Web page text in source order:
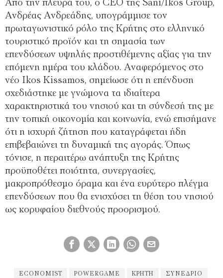
Από την πλευρά του, ο CEO της Sani/Ikos Group,
Ανδρέας Ανδρεάδης, υπογράμμισε τον
πρωταγωνιστικό ρόλο της Κρήτης στο ελληνικό
τουριστικό προϊόν και τη σημασία των
επενδύσεων υψηλής προστιθέμενης αξίας για την
επόμενη ημέρα του κλάδου. Αναφερόμενος στο
νέο Ikos Kissamos, σημείωσε ότι η επένδυση
σχεδιάστηκε με γνώμονα τα ιδιαίτερα
χαρακτηριστικά του νησιού και τη σύνδεσή της με
την τοπική οικονομία και κοινωνία, ενώ επισήμανε
ότι η ισχυρή ζήτηση που καταγράφεται ήδη
επιβεβαιώνει τη δυναμική της αγοράς. Όπως
τόνισε, η περαιτέρω ανάπτυξη της Κρήτης
προϋποθέτει ποιότητα, συνεργασίες,
μακροπρόθεσμο όραμα και ένα ευρύτερο πλέγμα
επενδύσεων που θα ενισχύσει τη θέση του νησιού
ως κορυφαίου διεθνούς προορισμού.
ECONOMIST POWERGAME ΚΡΉΤΗ ΣΥΝΕΔΡΙΟ